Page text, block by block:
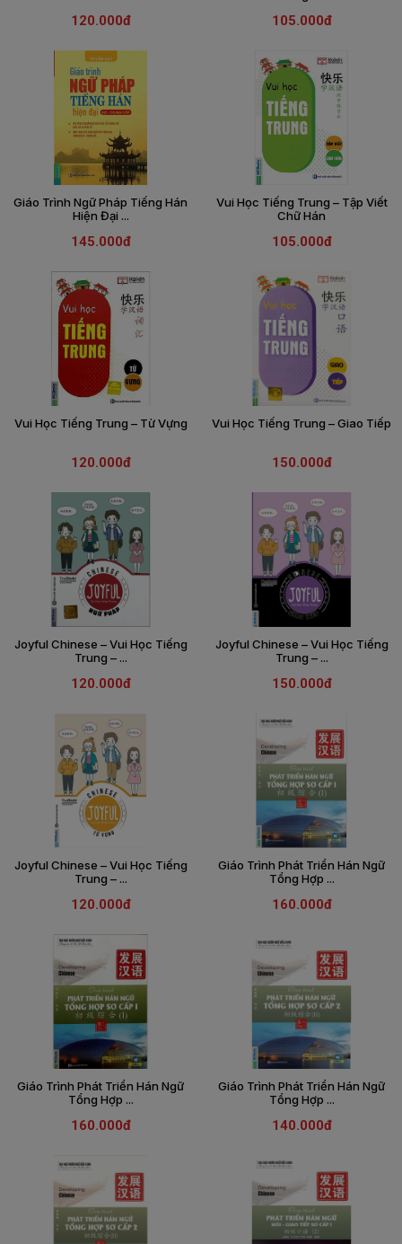
THIẾU
SÁCH
TIẾNG
SÁCH
NGOẠI
VPP
QUÀ
TẶNG
THIẾT
120.000đ 105.000đ
Giáo Trình Ngữ Pháp Tiếng Hán
Hiện Đại ...
145.000đ
Vui Học Tiếng Trung – Tập Viết
Chữ Hán
105.000đ
Vui Học Tiếng Trung – Từ Vựng
120.000đ
Vui Học Tiếng Trung – Giao Tiếp
150.000đ
Joyful Chinese – Vui Học Tiếng
Trung – ...
120.000đ
Joyful Chinese – Vui Học Tiếng
Trung – ...
150.000đ
Joyful Chinese – Vui Học Tiếng
Trung – ...
120.000đ
Giáo Trình Phát Triển Hán Ngữ
Tổng Hợp ...
160.000đ
Giáo Trình Phát Triển Hán Ngữ
Tổng Hợp ...
160.000đ
Giáo Trình Phát Triển Hán Ngữ
Tổng Hợp ...
140.000đ